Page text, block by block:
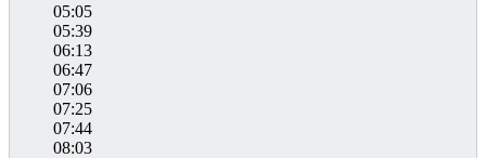
05:05
05:39
06:13
06:47
07:06
07:25
07:44
08:03